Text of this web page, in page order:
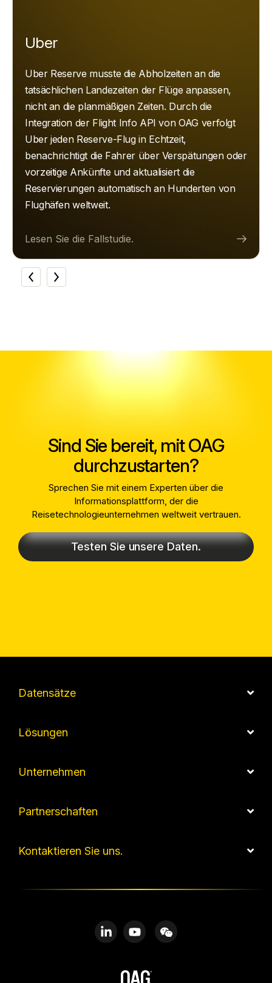
Uber
Uber Reserve musste die Abholzeiten an die
tatsächlichen Landezeiten der Flüge anpassen,
nicht an die planmäßigen Zeiten. Durch die
Integration der Flight Info API von OAG verfolgt
Uber jeden Reserve-Flug in Echtzeit,
benachrichtigt die Fahrer über Verspätungen oder
vorzeitige Ankünfte und aktualisiert die
Reservierungen automatisch an Hunderten von
Flughäfen weltweit.
Lesen Sie die Fallstudie.
Sind Sie bereit, mit OAG
durchzustarten?
Sprechen Sie mit einem Experten über die
Informationsplattform, der die
Reisetechnologieunternehmen weltweit vertrauen.
Testen Sie unsere Daten.
Datensätze
Lösungen
Unternehmen
Partnerschaften
Kontaktieren Sie uns.
LinkedinYouTubeWeChat